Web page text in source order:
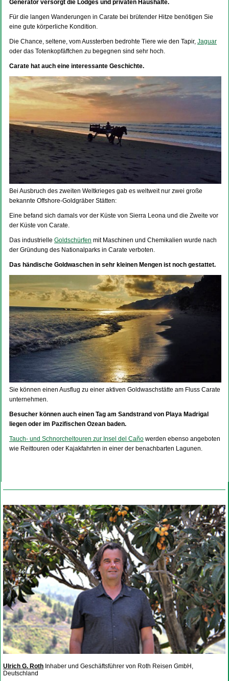
Generator versorgt die Lodges und privaten Haushalte.
Für die langen Wanderungen in Carate bei brütender Hitze benötigen Sie
eine gute körperliche Kondition.
Die Chance, seltene, vom Aussterben bedrohte Tiere wie den Tapir, Jaguar
oder das Totenkopfäffchen zu begegnen sind sehr hoch.
Carate hat auch eine interessante Geschichte.
Bei Ausbruch des zweiten Weltkrieges gab es weltweit nur zwei große
bekannte Offshore-Goldgräber Stätten:
Eine befand sich damals vor der Küste von Sierra Leona und die Zweite vor
der Küste von Carate.
Das industrielle Goldschürfen mit Maschinen und Chemikalien wurde nach
der Gründung des Nationalparks in Carate verboten.
Das händische Goldwaschen in sehr kleinen Mengen ist noch gestattet.
Sie können einen Ausflug zu einer aktiven Goldwaschstätte am Fluss Carate
unternehmen.
Besucher können auch einen Tag am Sandstrand von Playa Madrigal
liegen oder im Pazifischen Ozean baden.
Tauch- und Schnorcheltouren zur Insel del Caño werden ebenso angeboten
wie Reittouren oder Kajakfahrten in einer der benachbarten Lagunen.
Ulrich G. Roth Inhaber und Geschäftsführer von Roth Reisen GmbH,
Deutschland